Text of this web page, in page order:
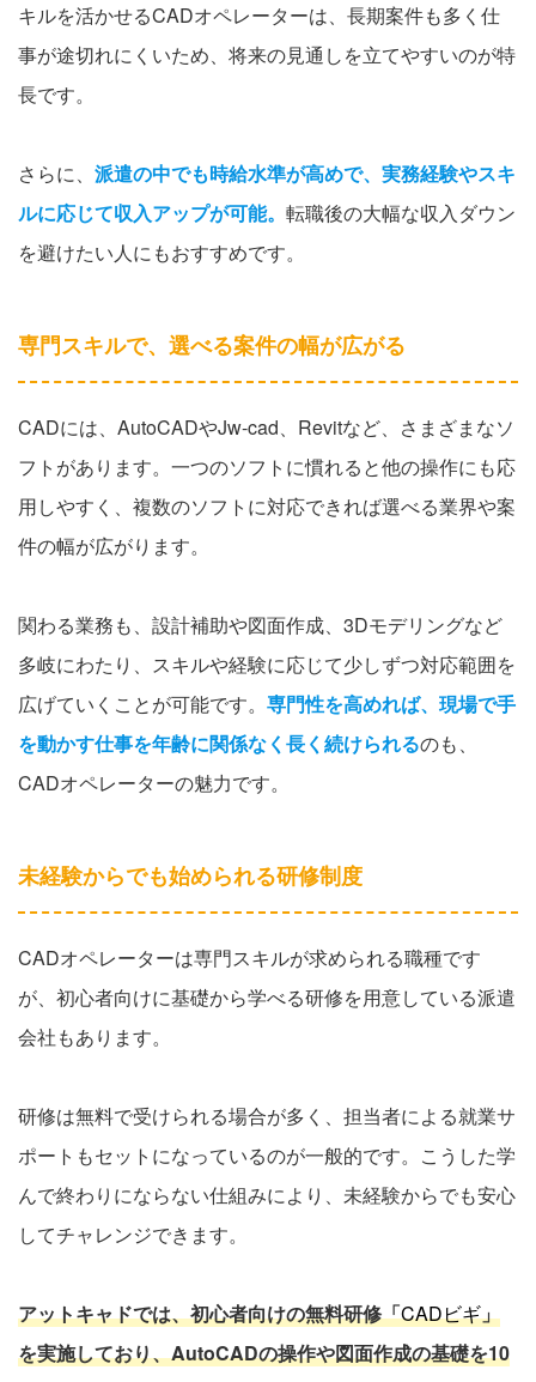
キルを活かせるCADオペレーターは、長期案件も多く仕
事が途切れにくいため、将来の見通しを立てやすいのが特
長です。
さらに、 派遣の中でも時給水準が高めで、実務経験やスキ
ルに応じて収入アップが可能。 転職後の大幅な収入ダウン
を避けたい人にもおすすめです。
専門スキルで、選べる案件の幅が広がる
CADには、AutoCADやJw-cad、Revitなど、さまざまなソ
フトがあります。一つのソフトに慣れると他の操作にも応
用しやすく、複数のソフトに対応できれば選べる業界や案
件の幅が広がります。
関わる業務も、設計補助や図面作成、3Dモデリングなど
多岐にわたり、スキルや経験に応じて少しずつ対応範囲を
広げていくことが可能です。 専門性を高めれば、現場で手
を動かす仕事を年齢に関係なく長く続けられるのも、
CADオペレーターの魅力です。
未経験からでも始められる研修制度
CADオペレーターは専門スキルが求められる職種です
が、初心者向けに基礎から学べる研修を用意している派遣
会社もあります。
研修は無料で受けられる場合が多く、担当者による就業サ
ポートもセットになっているのが一般的です。こうした学
んで終わりにならない仕組みにより、未経験からでも安心
してチャレンジできます。
アットキャドでは、初心者向けの無料研修「CADビギ」
を実施しており、AutoCADの操作や図面作成の基礎を10